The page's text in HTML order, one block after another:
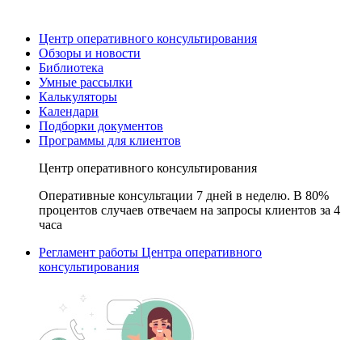
Центр оперативного консультирования
Обзоры и новости
Библиотека
Умные рассылки
Калькуляторы
Календари
Подборки документов
Программы для клиентов
Центр оперативного консультирования
Оперативные консультации 7 дней в неделю. В 80%
процентов случаев отвечаем на запросы клиентов за 4
часа
Регламент работы Центра оперативного
консультирования